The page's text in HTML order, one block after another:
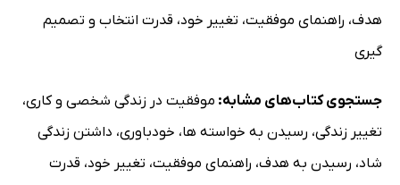
هدف، راهنمای موفقیت، تغییر خود، قدرت انتخاب و تصمیم
گیری
جستجوی کتاب‌های مشابه: موفقیت در زندگی شخصی و کاری،
تغییر زندگی، رسیدن به خواسته ها، خودباوری، داشتن زندگی
شاد، رسیدن به هدف، راهنمای موفقیت، تغییر خود، قدرت